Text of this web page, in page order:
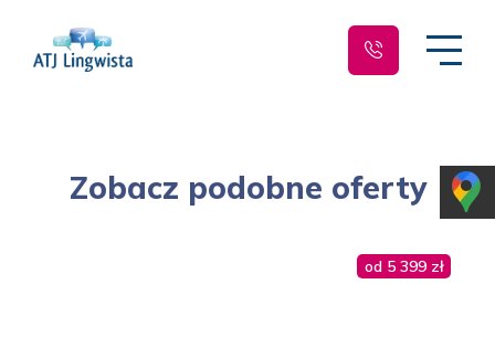
Zobacz podobne oferty
od 5 399 zł